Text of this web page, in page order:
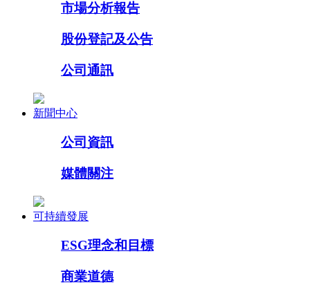
市場分析報告
股份登記及公告
公司通訊
新聞中心
公司資訊
媒體關注
可持續發展
ESG理念和目標
商業道德